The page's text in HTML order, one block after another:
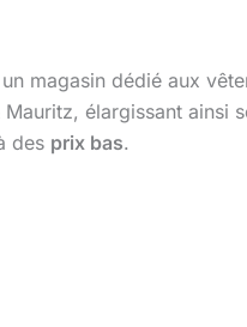
magasin dédié aux
élargissant ainsi
des prix bas.